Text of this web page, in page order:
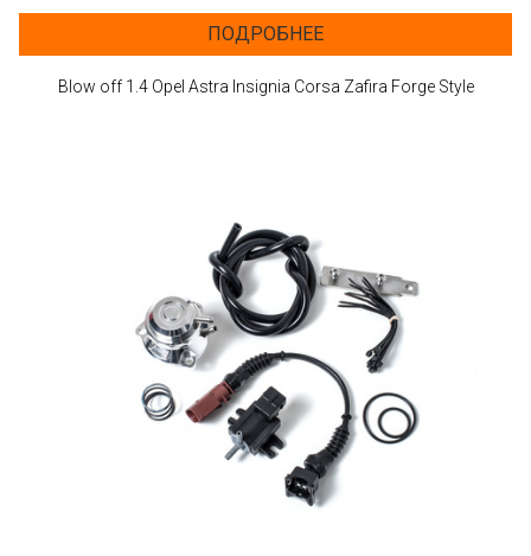
ПОДРОБНЕЕ
Blow off 1.4 Opel Astra Insignia Corsa Zafira Forge Style